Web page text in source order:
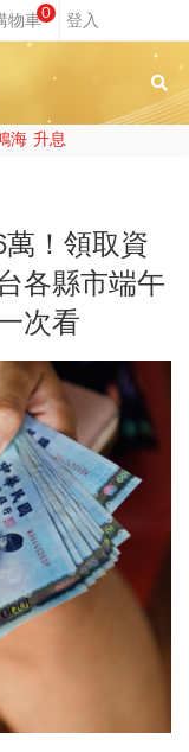
0
海 升息
！領取資
各縣市端午
次看